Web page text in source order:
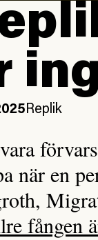
Replik
när en
fången